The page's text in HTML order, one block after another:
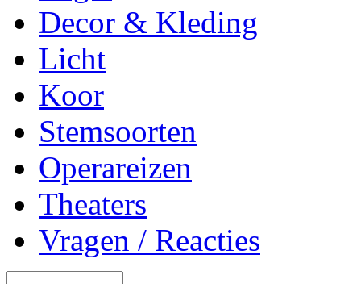
Decor & Kleding
Licht
Koor
Stemsoorten
Operareizen
Theaters
Vragen / Reacties